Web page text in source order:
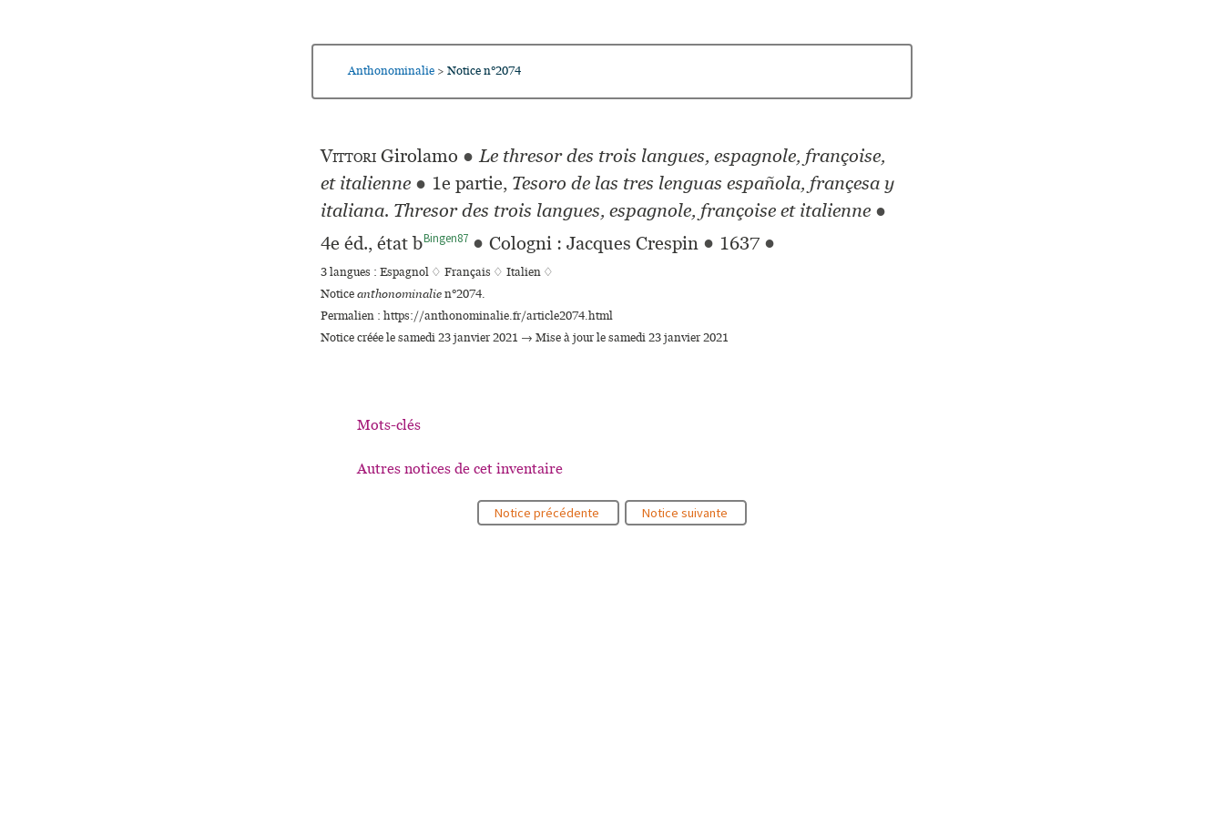
Anthonominalie > Notice n°2074
Vittori Girolamo ● Le thresor des trois langues, espagnole, françoise,
et italienne ● 1e partie, Tesoro de las tres lenguas española, françesa y
italiana. Thresor des trois langues, espagnole, françoise et italienne ●
4e éd., état bBingen87 ● Cologni : Jacques Crespin ● 1637 ●
3 langues : Espagnol ♢ Français ♢ Italien ♢
Noticeanthonominalien°2074.
Permalien : https://anthonominalie.fr/article2074.html
Notice créée le samedi 23 janvier 2021 → Mise à jour le samedi 23 janvier 2021
Mots-clés
Autres notices de cet inventaire
Notice précédente Notice suivante